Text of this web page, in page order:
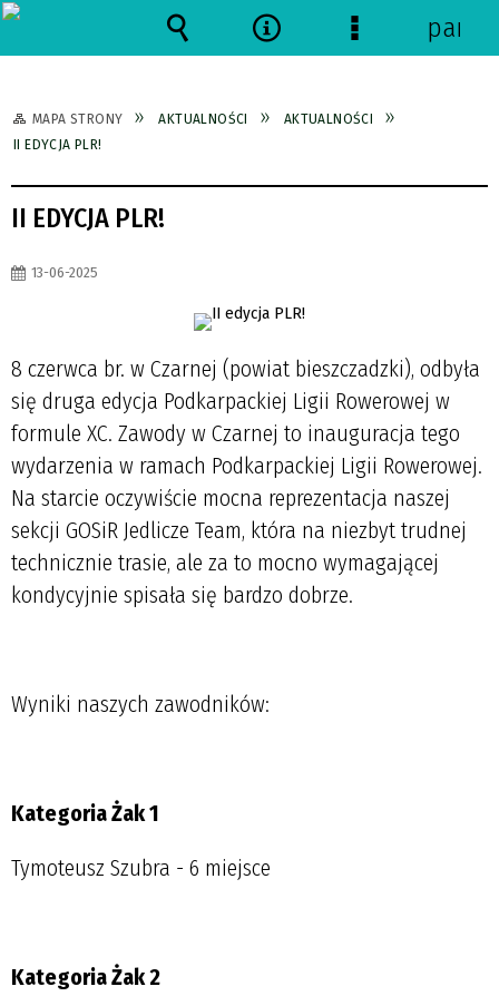
MAPA STRONY AKTUALNOŚCI
AKTUALNOŚCI
II EDYCJA PLR!
II EDYCJA PLR!
13-06-2025
8 czerwca br. w Czarnej (powiat bieszczadzki), odbyła
się druga edycja Podkarpackiej Ligii Rowerowej w
formule XC. Zawody w Czarnej to inauguracja tego
wydarzenia w ramach Podkarpackiej Ligii Rowerowej.
Na starcie oczywiście mocna reprezentacja naszej
sekcji GOSiR Jedlicze Team, która na niezbyt trudnej
technicznie trasie, ale za to mocno wymagającej
kondycyjnie spisała się bardzo dobrze.
Wyniki naszych zawodników:
Kategoria Żak 1
Tymoteusz Szubra - 6 miejsce
Kategoria Żak 2
Wyszukiwarka
NarzędziaMenu
panel